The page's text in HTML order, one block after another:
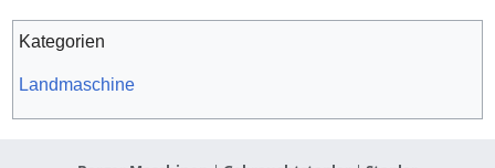
Kategorien
Landmaschine